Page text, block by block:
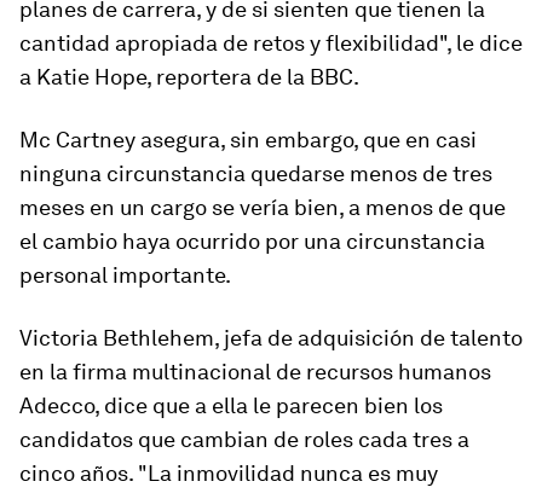
planes de carrera, y de si sienten que tienen la
cantidad apropiada de retos y flexibilidad", le dice
a Katie Hope, reportera de la BBC.
Mc Cartney asegura, sin embargo, que en casi
ninguna circunstancia quedarse menos de tres
meses en un cargo se vería bien, a menos de que
el cambio haya ocurrido por una circunstancia
personal importante.
Victoria Bethlehem, jefa de adquisición de talento
en la firma multinacional de recursos humanos
Adecco, dice que a ella le parecen bien los
candidatos que cambian de roles cada tres a
cinco años. "La inmovilidad nunca es muy